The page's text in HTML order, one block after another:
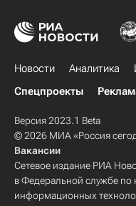
Новости Аналитика
Спецпроекты
Версия 2023.1 Beta
© 2026 МИА «Россия
Вакансии
Сетевое издание РИА
в Федеральной службе по
информационных